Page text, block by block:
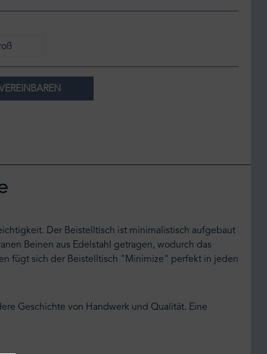
Der Beistelltisch ist minimalistisch aufgebaut
Beinen aus Edelstahl getragen, wodurch das
fügt sich der Beistelltisch "Minimize" perfekt in jeden
Geschichte von Handwerk und Qualität. Eine